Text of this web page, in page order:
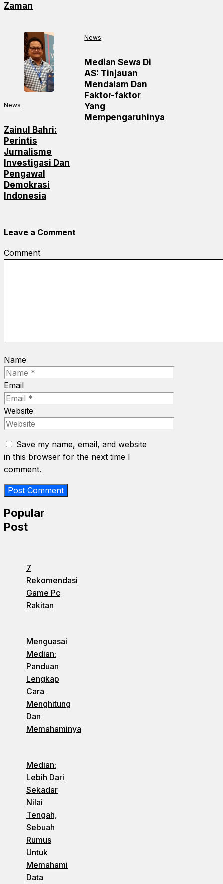
Zaman
News
Zainul Bahri:
Perintis
Jurnalisme
Investigasi Dan
Pengawal
Demokrasi
Indonesia
News
Median Sewa Di
AS: Tinjauan
Mendalam Dan
Faktor-faktor
Yang
Mempengaruhinya
Leave a Comment
Comment
Name
Email
Website
Save my name, email, and website
in this browser for the next time I
comment.
Popular
Post
7
Rekomendasi
Game Pc
Rakitan
Menguasai
Median:
Panduan
Lengkap
Cara
Menghitung
Dan
Memahaminya
Median:
Lebih Dari
Sekadar
Nilai
Tengah,
Sebuah
Rumus
Untuk
Memahami
Data